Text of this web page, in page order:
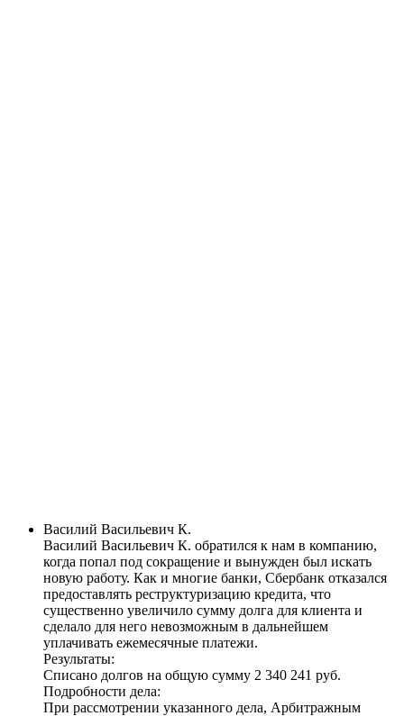
Василий Васильевич К.
Василий Васильевич К. обратился к нам в компанию,
когда попал под сокращение и вынужден был искать
новую работу. Как и многие банки, Сбербанк отказался
предоставлять реструктуризацию кредита, что
существенно увеличило сумму долга для клиента и
сделало для него невозможным в дальнейшем
уплачивать ежемесячные платежи.
Результаты:
Списано долгов на общую сумму 2 340 241 руб.
Подробности дела:
При рассмотрении указанного дела, Арбитражным